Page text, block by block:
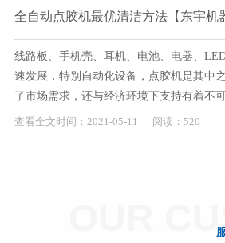
全自动点胶机最优清洁方法【东宇机
线路板、手机壳、耳机、电池、电器、
速发展，特别自动化设备，点胶机是其中
了市场需求，还与经济环境下支持有着不
工点胶。目前，点胶机已经广泛应用于线
查看全文时间： 2021-05-11 阅读：520
OUR